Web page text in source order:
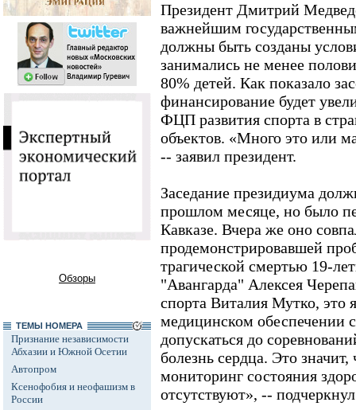
Обзоры
ТЕМЫ НОМЕРА
Признание независимости
Абхазии и Южной Осетии
Автопром
Ксенофобия и неофашизм в
России
Президент Дмитрий
важнейшим
должны быть созданы
занимались не менее
80% детей. Как показало
финансирование будет
ФЦП развития спорта в
объектов. «Много это или
-- заявил президент.
Заседание президиума
прошлом месяце, но было
Кавказе. Вчера же оно
продемонстрировавшей
трагической смертью 19-
"Авангарда" Алексея
спорта Виталия Мутко, это
медицинском обеспечении
допускаться до
болезнь сердца. Это
мониторинг состояния
отсутствуют», --